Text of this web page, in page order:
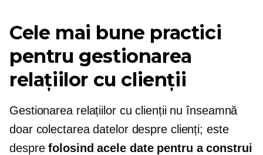
Cele mai bune practici
pentru gestionarea
relațiilor cu clienții
Gestionarea relațiilor cu clienții nu înseamnă
doar colectarea datelor despre clienți; este
desprefolosind acele date pentru a construi